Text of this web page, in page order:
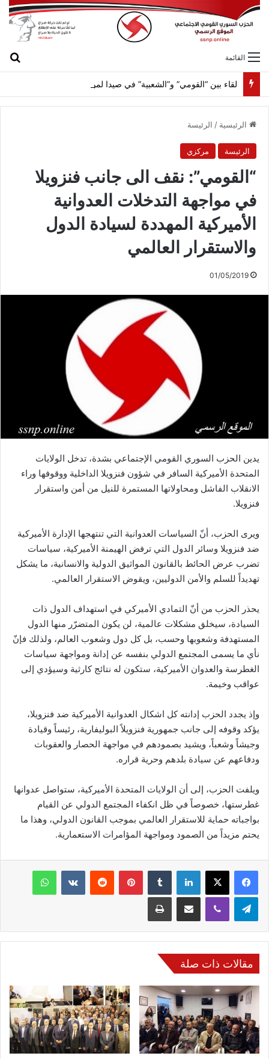
القائمة
الرئيسية / الرئيسة
الرئيسة مركزي
“القومي”: نقف الى جانب فنزويلا
في مواجهة التدخلات العدوانية
الأميركية المهددة لسيادة الدول
والاستقرار العالمي
01/05/2019
يدين الحزب السوري القومي الإجتماعي بشدة، تدخل الولايات
المتحدة الأميركية السافر في شؤون فنزويلا الداخلية ووقوفها وراء
الانقلاب الفاشل ومحاولاتها المستمرة للنيل من أمن واستقرار
فنزويلا.
ويرى الحزب، أنّ السياسات العدوانية التي تنتهجها الإدارة الأميركية
ضد فنزويلا وسائر الدول التي ترفض الهيمنة الأميركية، سياسات
تضرب عرض الحائط بالقانون المواثيق الدولية والانسانية، ما يشكل
تهديداً للسلم والأمن الدوليين، ويقوض الاستقرار العالمي.
يحذر الحزب من أنّ التمادي الأميركي في استهداف الدول ذات
السيادة، سيخلق مشكلات عالمية، لن يكون المتضرّر منها الدول
المستهدفة وشعوبها وحسب، بل كل دول وشعوب العالم، ولذلك فإنّ
نأي ما يسمى المجتمع الدولي بنفسه عن إدانة ومواجهة سياسات
الغطرسة والعدوان الأميركية، ستكون له نتائج كارثية وسيؤدي إلى
عواقب وخيمة.
وإذ يجدد الحزب إدانته كل اشكال العدوانية الأميركية ضد فنزويلا،
يؤكد وقوفه إلى جانب جمهورية فنزويلاً البوليفارية، رئيساً وقيادة
وجيشاً وشعباً، ويشيد بصمودهم في مواجهة الحصار والعقوبات
ودفاعهم عن سيادة بلدهم وحرية قراره.
ويلفت الحزب، إلى أن الولايات المتحدة الأميركية، ستواصل عدوانها
غطرستها، خصوصاً في ظل انكفاء المجتمع الدولي عن القيام
بواجباته حماية للاستقرار العالمي بموجب القانون الدولي، وهذا ما
يحتم مزيداً من الصمود ومواجهة المؤامرات الاستعمارية.
فيسبوك لينكدإن بينتيريست
مقالات ذات صلة